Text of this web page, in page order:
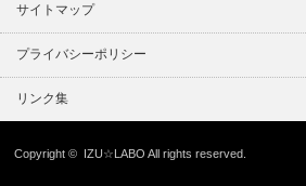
サイトマップ
プライバシーポリシー
リンク集
Copyright © IZU☆LABO All rights reserved.